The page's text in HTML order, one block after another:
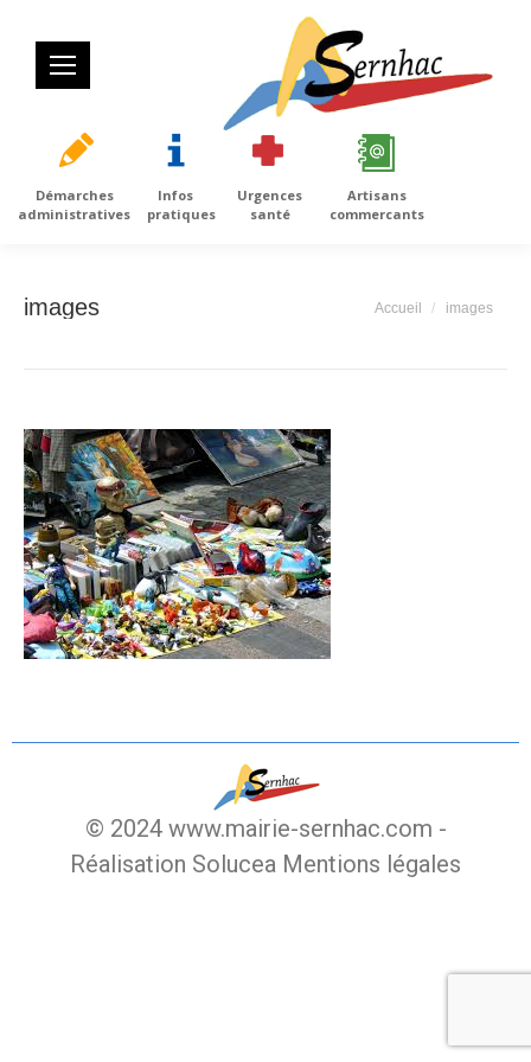
Démarches
administratives
Infos
pratiques
Urgences
santé
Artisans
commercants
images Vous êtes ici :
Accueil images
© 2024 www.mairie-sernhac.com -
Réalisation Solucea Mentions légales